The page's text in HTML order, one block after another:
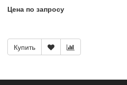
Цена по запросу
Купить